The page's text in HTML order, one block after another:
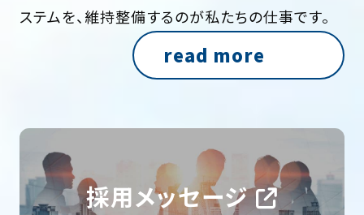
ステムを、維持整備するのが私たちの仕事です。
read more
採用メッセージ